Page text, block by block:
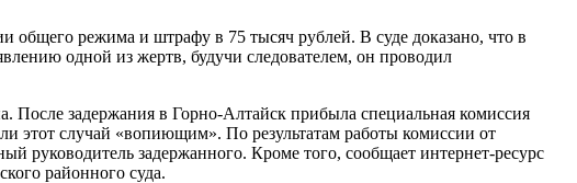
общего режима и штрафу в 75 тысяч рублей. В суде доказано, что в
одной из жертв, будучи следователем, он проводил
После задержания в Горно-Алтайск прибыла специальная комиссия
этот случай «вопиющим». По результатам работы комиссии от
руководитель задержанного. Кроме того, сообщает интернет-ресурс
районного суда.